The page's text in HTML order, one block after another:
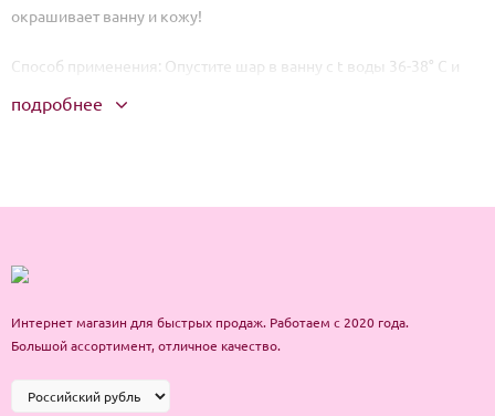
окрашивает ванну и кожу!
Способ применения: Опустите шар в ванну с t воды 36-38° С и
дайте ему полностью раствориться. Принимайте ванну 15-20
минут. Для наружного применения.
подробнее
Интернет магазин для быстрых продаж. Работаем с 2020 года.
Большой ассортимент, отличное качество.